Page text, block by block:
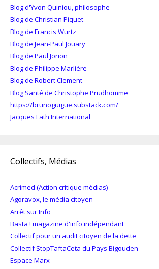
Blog d'Yvon Quiniou, philosophe
Blog de Christian Piquet
Blog de Francis Wurtz
Blog de Jean-Paul Jouary
Blog de Paul Jorion
Blog de Philippe Marlière
Blog de Robert Clement
Blog Santé de Christophe Prudhomme
https://brunoguigue.substack.com/
Jacques Fath International
Collectifs, Médias
Acrimed (Action critique médias)
Agoravox, le média citoyen
Arrêt sur Info
Basta ! magazine d'info indépendant
Collectif pour un audit citoyen de la dette
Collectif StopTaftaCeta du Pays Bigouden
Espace Marx